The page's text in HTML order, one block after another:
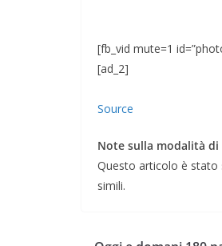
[fb_vid mute=1
[ad_2]
Source
Note sulla modalità
Questo articolo è stato
simili.